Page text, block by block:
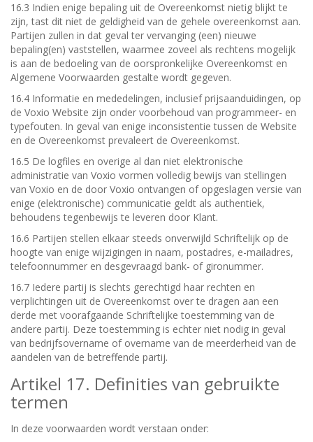
16.3 Indien enige bepaling uit de Overeenkomst nietig blijkt te
zijn, tast dit niet de geldigheid van de gehele overeenkomst aan.
Partijen zullen in dat geval ter vervanging (een) nieuwe
bepaling(en) vaststellen, waarmee zoveel als rechtens mogelijk
is aan de bedoeling van de oorspronkelijke Overeenkomst en
Algemene Voorwaarden gestalte wordt gegeven.
16.4 Informatie en mededelingen, inclusief prijsaanduidingen, op
de Voxio Website zijn onder voorbehoud van programmeer- en
typefouten. In geval van enige inconsistentie tussen de Website
en de Overeenkomst prevaleert de Overeenkomst.
16.5 De logfiles en overige al dan niet elektronische
administratie van Voxio vormen volledig bewijs van stellingen
van Voxio en de door Voxio ontvangen of opgeslagen versie van
enige (elektronische) communicatie geldt als authentiek,
behoudens tegenbewijs te leveren door Klant.
16.6 Partijen stellen elkaar steeds onverwijld Schriftelijk op de
hoogte van enige wijzigingen in naam, postadres, e-mailadres,
telefoonnummer en desgevraagd bank- of gironummer.
16.7 Iedere partij is slechts gerechtigd haar rechten en
verplichtingen uit de Overeenkomst over te dragen aan een
derde met voorafgaande Schriftelijke toestemming van de
andere partij. Deze toestemming is echter niet nodig in geval
van bedrijfsovername of overname van de meerderheid van de
aandelen van de betreffende partij.
Artikel 17. Definities van gebruikte
termen
In deze voorwaarden wordt verstaan onder: